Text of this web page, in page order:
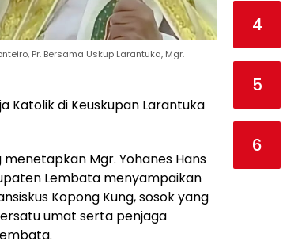
Pr. Bersama Uskup Larantuka, Mgr.
Katolik di Keuskupan Larantuka
Mgr. Yohanes Hans
Lembata menyampaikan
Kopong Kung, sosok yang
umat serta penjaga
4
5
6